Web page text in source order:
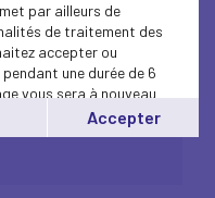
2022
par ailleurs de
de traitement des
accepter ou
une durée de 6
vous sera à nouveau
tout moment en
Accepter